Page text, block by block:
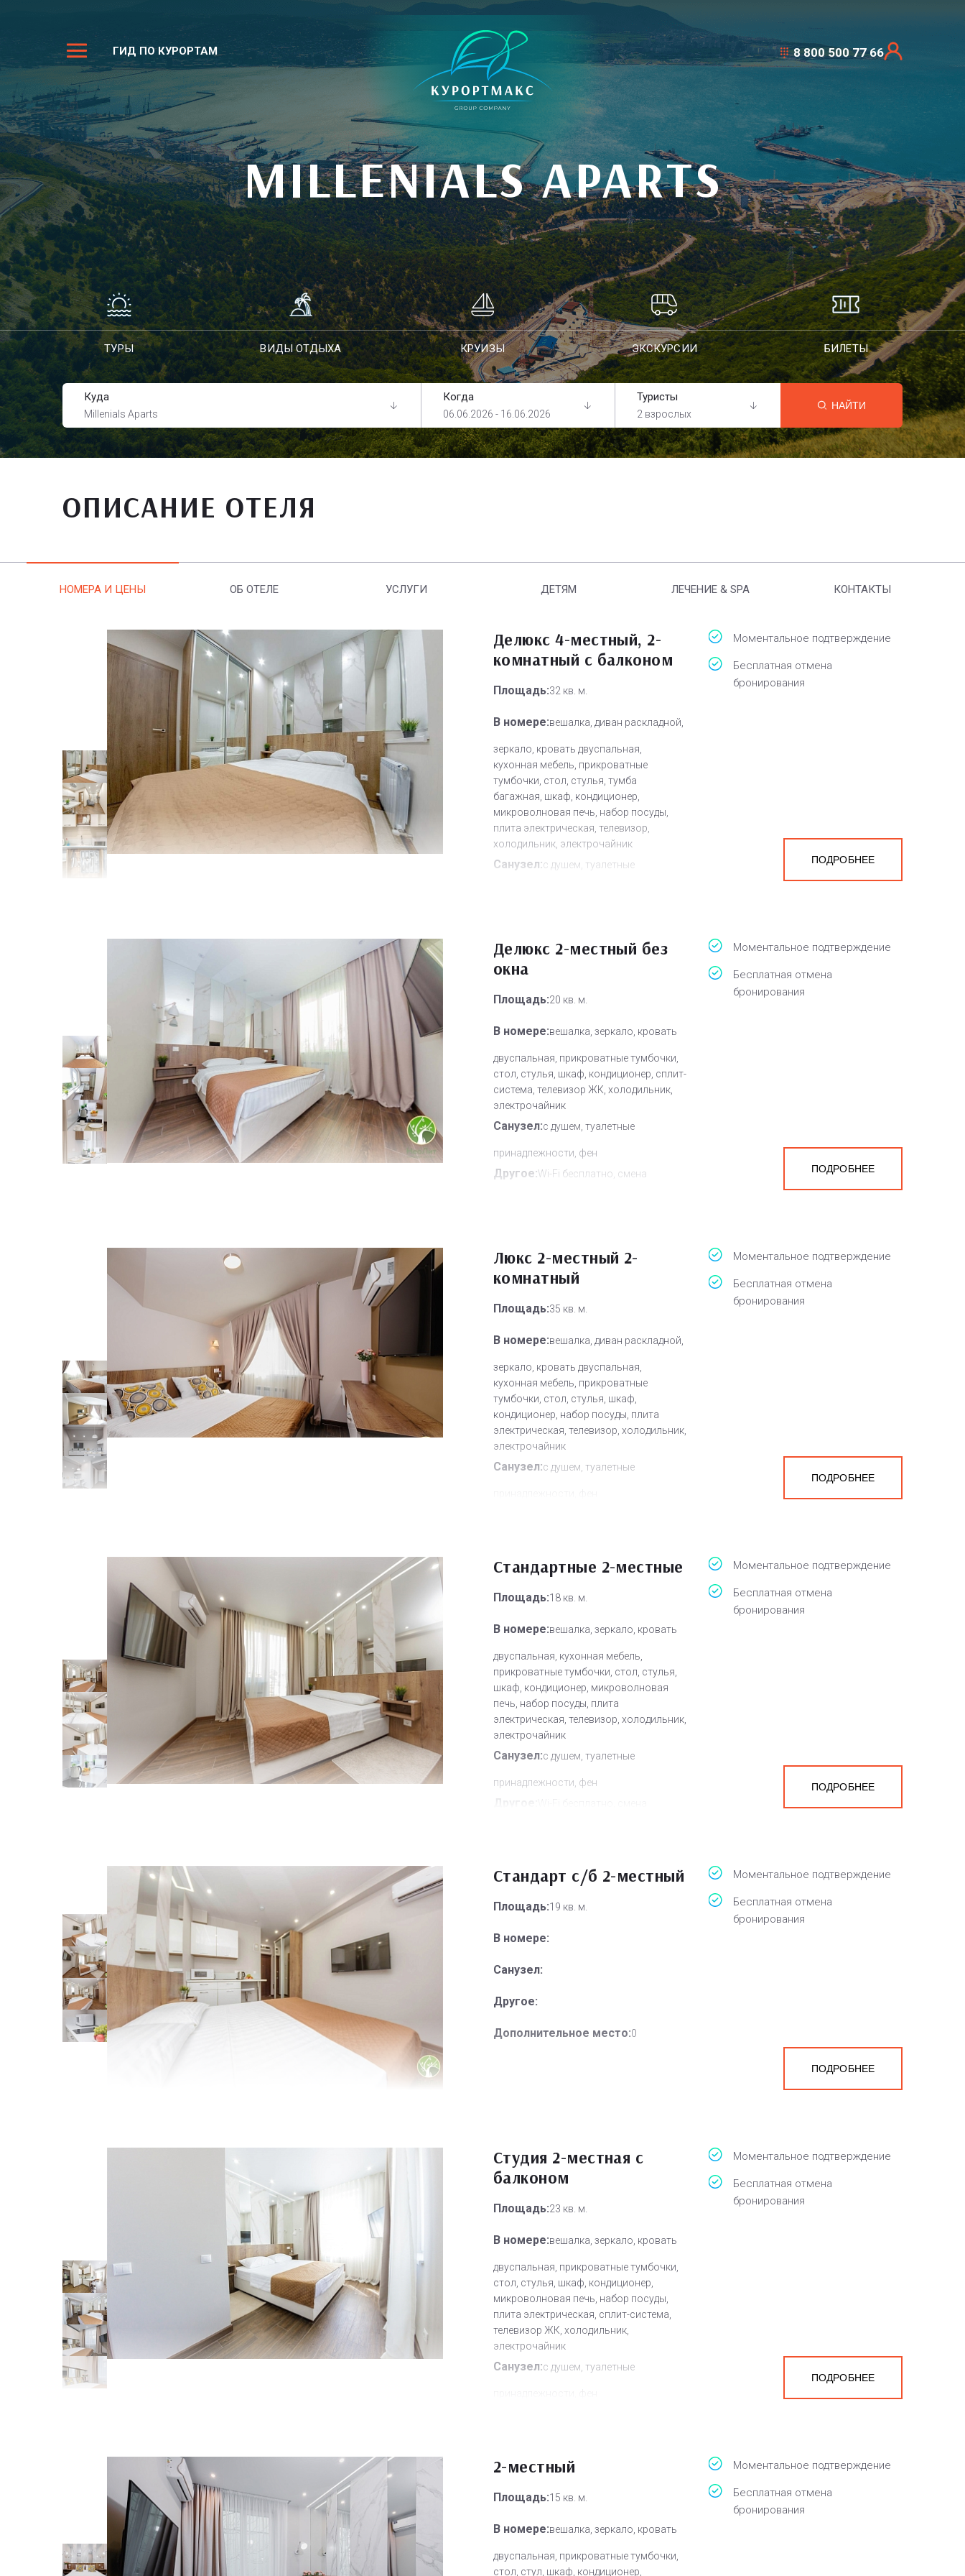
ГИД ПО КУРОРТАМ 8 800 500 77 66
MILLENIALS APARTS
ТУРЫ ВИДЫ ОТДЫХА КРУИЗЫ ЭКСКУРСИИ БИЛЕТЫ
Куда
Millenials Aparts
Когда
06.06.2026 - 16.06.2026
Туристы
2 взрослых
НАЙТИ
ОПИСАНИЕ ОТЕЛЯ
НОМЕРА И ЦЕНЫ ОБ ОТЕЛЕ УСЛУГИ ДЕТЯМ ЛЕЧЕНИЕ & SPA КОНТАКТЫ
Делюкс 4-местный, 2-
комнатный с балконом
Площадь:32 кв. м.
В номере:вешалка, диван раскладной,
зеркало, кровать двуспальная,
кухонная мебель, прикроватные
тумбочки, стол, стулья, тумба
багажная, шкаф, кондиционер,
микроволновая печь, набор посуды,
плита электрическая, телевизор,
холодильник, электрочайник
Санузел:с душем, туалетные
уборка номера
Дополнительное место:
Моментальное подтверждение
Бесплатная отмена
бронирования
ПОДРОБНЕЕ
Делюкс 2-местный без
окна
Площадь:20 кв. м.
В номере:вешалка, зеркало, кровать
двуспальная, прикроватные тумбочки,
стол, стулья, шкаф, кондиционер, сплит-
система, телевизор ЖК, холодильник,
электрочайник
Санузел:с душем, туалетные
принадлежности, фен
Другое:Wi-Fi бесплатно, смена
Моментальное подтверждение
Бесплатная отмена
бронирования
ПОДРОБНЕЕ
Люкс 2-местный 2-
комнатный
Площадь:35 кв. м.
В номере:вешалка, диван раскладной,
зеркало, кровать двуспальная,
кухонная мебель, прикроватные
тумбочки, стол, стулья, шкаф,
кондиционер, набор посуды, плита
электрическая, телевизор, холодильник,
электрочайник
Санузел:с душем, туалетные
Дополнительное место:
Моментальное подтверждение
Бесплатная отмена
бронирования
ПОДРОБНЕЕ
Стандартные 2-местные
Площадь:18 кв. м.
В номере:вешалка, зеркало, кровать
двуспальная, кухонная мебель,
прикроватные тумбочки, стол, стулья,
шкаф, кондиционер, микроволновая
печь, набор посуды, плита
электрическая, телевизор, холодильник,
электрочайник
Санузел:с душем, туалетные
принадлежности, фен
Дополнительное место:
Моментальное подтверждение
Бесплатная отмена
бронирования
ПОДРОБНЕЕ
Стандарт с/б 2-местный
Площадь:19 кв. м.
В номере:
Санузел:
Другое:
Дополнительное место:0
Моментальное подтверждение
Бесплатная отмена
бронирования
ПОДРОБНЕЕ
Студия 2-местная с
балконом
Площадь:23 кв. м.
В номере:вешалка, зеркало, кровать
двуспальная, прикроватные тумбочки,
стол, стулья, шкаф, кондиционер,
микроволновая печь, набор посуды,
плита электрическая, сплит-система,
телевизор ЖК, холодильник,
электрочайник
Санузел:с душем, туалетные
Дополнительное место:
Моментальное подтверждение
Бесплатная отмена
бронирования
ПОДРОБНЕЕ
2-местный
Площадь:15 кв. м.
В номере:вешалка, зеркало, кровать
двуспальная, прикроватные тумбочки,
стол, стул, шкаф, кондиционер,
Моментальное подтверждение
Бесплатная отмена
бронирования